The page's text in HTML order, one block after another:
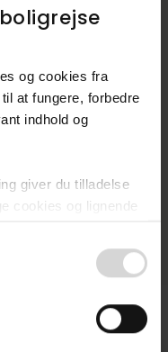
og cookies fra
at fungere, forbedre
indhold og
giver du tilladelse
cookies og lignende
oplysninger med
markedsføring til